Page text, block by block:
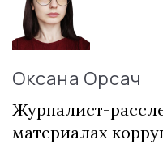
Оксана Орсач
Журналист-
материалах